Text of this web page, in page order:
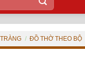
/ ĐỒ THỜ THEO BỘ